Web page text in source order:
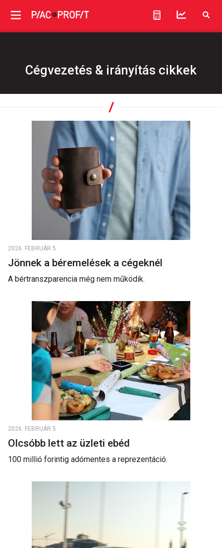
Cégvezetés & irányítás cikkek
2026. FEBRUÁR 5.
Jönnek a béremelések a cégeknél
A bértranszparencia még nem működik.
2026. FEBRUÁR 5.
Olcsóbb lett az üzleti ebéd
100 millió forintig adómentes a reprezentáció.